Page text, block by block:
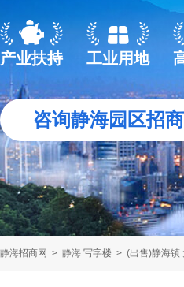
产业扶持 工业用地
咨询静海园区招
静海招商网 > 静海 写字楼 > (出售)静海镇